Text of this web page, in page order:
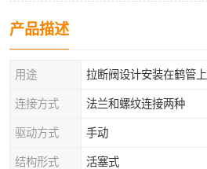
产品描述
用途 拉断阀设计安装在鹤管上
连接方式 法兰和螺纹连接两种
驱动方式 手动
结构形式 活塞式